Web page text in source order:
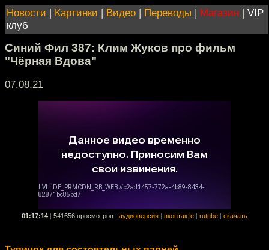
Новости | Картинки | Видео | Переводы | Магазин | VIP
клуб
Синий Фил 387: Клим Жуков про фильм
"Чёрная Вдова"
07.08.21
01:17:14 541656 просмотров аудиоверсия вконтакте rutube скачать